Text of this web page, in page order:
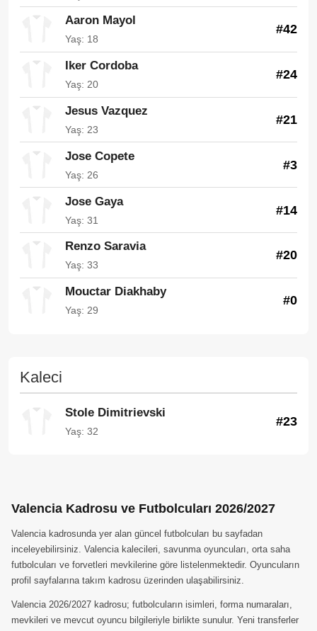
Aaron Mayol
Yaş: 18
#42
Iker Cordoba
Yaş: 20
#24
Jesus Vazquez
Yaş: 23
#21
Jose Copete
Yaş: 26
#3
Jose Gaya
Yaş: 31
#14
Renzo Saravia
Yaş: 33
#20
Mouctar Diakhaby
Yaş: 29
#0
Kaleci
Stole Dimitrievski
Yaş: 32
#23
Valencia Kadrosu ve Futbolcuları 2026/2027
Valencia kadrosunda yer alan güncel futbolcuları bu sayfadan
inceleyebilirsiniz. Valencia kalecileri, savunma oyuncuları, orta saha
futbolcuları ve forvetleri mevkilerine göre listelenmektedir. Oyuncuların
profil sayfalarına takım kadrosu üzerinden ulaşabilirsiniz.
Valencia 2026/2027 kadrosu; futbolcuların isimleri, forma numaraları,
mevkileri ve mevcut oyuncu bilgileriyle birlikte sunulur. Yeni transferler